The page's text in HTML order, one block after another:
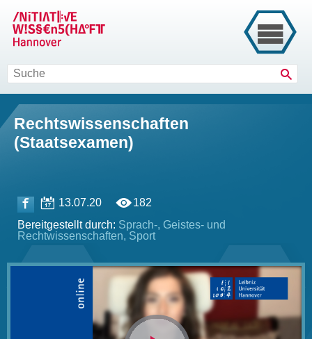
Rechtswissenschaften
(Staatsexamen)
13.07.20
182
Bereitgestellt durch: Sprach-, Geistes- und
Rechtwissenschaften, Sport